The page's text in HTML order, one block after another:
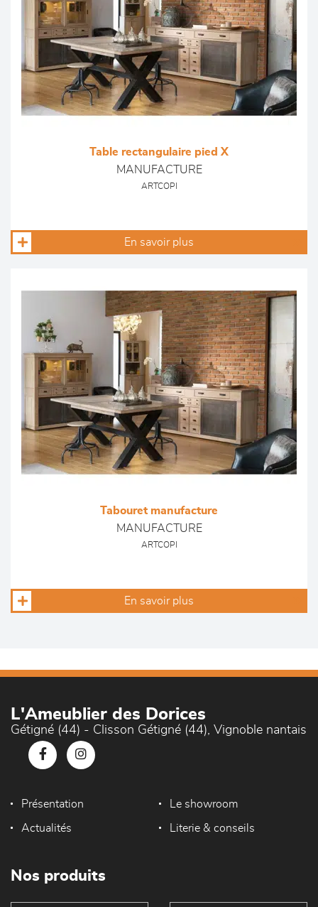
Table rectangulaire pied X
MANUFACTURE
ARTCOPI
En savoir plus
Tabouret manufacture
MANUFACTURE
ARTCOPI
En savoir plus
L'Ameublier des Dorices
Gétigné (44) - Clisson Gétigné (44), Vignoble nantais
Présentation Le showroom
Actualités Literie & conseils
Nos produits